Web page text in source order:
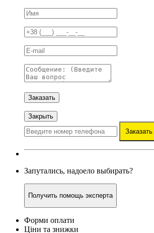
Заказать
Закрыть
Запутались, надоело выбирать?
Получить помощь эксперта
Форми оплати
Ціни та знижки